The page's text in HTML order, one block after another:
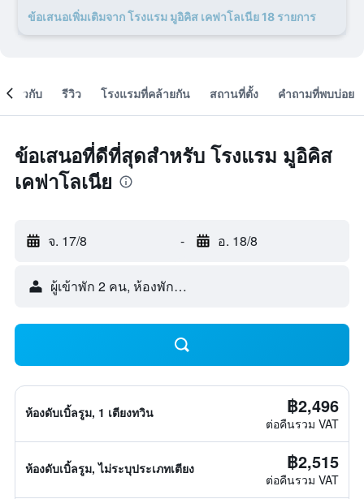
ข้อเสนอเพิ่มเติมจาก โรงแรม มูอิคิส เคฟาโลเนีย 18 รายการ
เกี่ยวกับ รีวิว โรงแรมที่คล้ายกัน สถานที่ตั้ง คำถามที่พบบ่อย
ข้อเสนอที่ดีที่สุดสำหรับ โรงแรม มูอิคิส
เคฟาโลเนีย
จ. 17/8 - อ. 18/8
ผู้เข้าพัก 2 คน, ห้องพัก 1 ห้อง
ห้องดับเบิ้ลรูม, 1 เตียงทวิน ฿2,496
ต่อคืนรวม VAT
ห้องดับเบิ้ลรูม, ไม่ระบุประเภทเตียง ฿2,515
ต่อคืนรวม VAT